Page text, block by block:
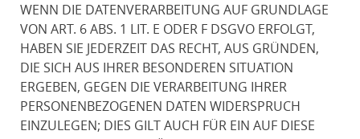
WENN DIE DATENVERARBEITUNG AUF GRUNDLAGE
VON ART. 6 ABS. 1 LIT. E ODER F DSGVO ERFOLGT,
HABEN SIE JEDERZEIT DAS RECHT, AUS GRÜNDEN,
DIE SICH AUS IHRER BESONDEREN SITUATION
ERGEBEN, GEGEN DIE VERARBEITUNG IHRER
PERSONENBEZOGENEN DATEN WIDERSPRUCH
EINZULEGEN; DIES GILT AUCH FÜR EIN AUF DIESE